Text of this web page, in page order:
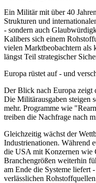
Ein Militär mit über 40
Strukturen und
- sondern auch
Kalibers sich einem
vielen Marktbeobachtern als
längst Teil strategischer
Europa rüstet auf - und
Der Blick nach Europa zeigt
Die Militärausgaben steigen
mehr. Programme wie
treiben die Nachfrage nach
Gleichzeitig wächst der
Industrienationen. Während
die USA mit Konzernen wie
Branchengrößen weiterhin
am Ende die Systeme liefert
verlässlichen